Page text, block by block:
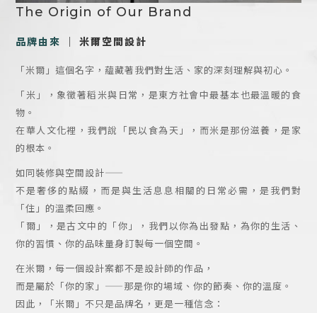
The Origin of Our Brand
品牌由來 ｜ 米爾空間設計
「米爾」這個名字，蘊藏著我們對生活、家的深刻理解與初心。
「米」，象徵著稻米與日常，是東方社會中最基本也最溫暖的食
物。
在華人文化裡，我們說「民以食為天」，而米是那份滋養，是家
的根本。
如同裝修與空間設計——
不是奢侈的點綴，而是與生活息息相關的日常必需，是我們對
「住」的溫柔回應。
「爾」，是古文中的「你」，我們以你為出發點，為你的生活、
你的習慣、你的品味量身訂製每一個空間。
在米爾，每一個設計案都不是設計師的作品，
而是屬於「你的家」——那是你的場域、你的節奏、你的溫度。
因此，「米爾」不只是品牌名，更是一種信念：